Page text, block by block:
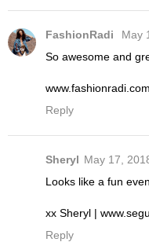
FashionRadi
May
So awesome and
www.fashionradi.com
Reply
Sheryl May 17,
Looks like a fun
xx Sheryl |
Reply